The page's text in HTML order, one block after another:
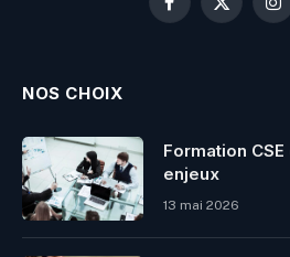
Facebook
X
NOS CHOIX
Formation
enjeux
13 mai 2026